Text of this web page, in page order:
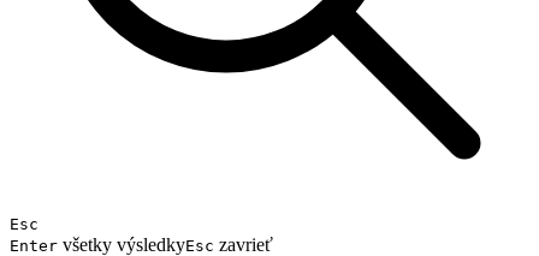
Esc
Enter všetky výsledkyEsc zavrieť